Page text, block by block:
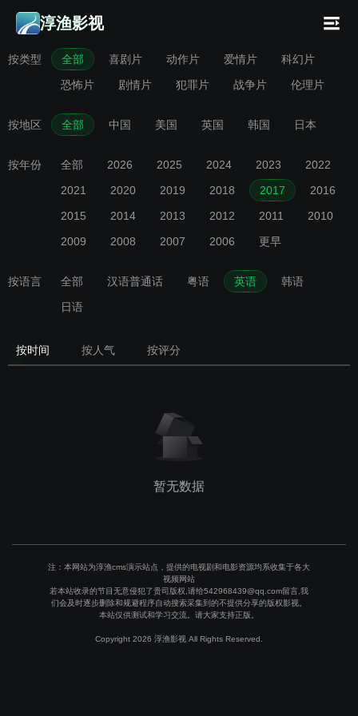
淳渔影视
按类型 全部 喜剧片 动作片 爱情片
科幻片
恐怖片
剧情片 犯罪片 战争片 伦理片
按地区 全部 中国 美国 英国 韩国 日本
按年份 全部 2026 2025 2024 2023
2022
2021
2020 2019 2018 2017
2016
2015
2014 2013 2012 2011
2010
2009
2008 2007 2006 更早
按语言 全部 汉语普通话 粤语 英语
韩语
日语
按时间 按人气 按评分
暂无数据
注：本网站为淳渔cms演示站点，提供的电视剧和电影资源均系收集于各大
视频网站
若本站收录的节目无意侵犯了贵司版权,请给542968439@qq.com留言,我
们会及时逐步删除和规避程序自动搜索采集到的不提供分享的版权影视。
本站仅供测试和学习交流。请大家支持正版。
Copyright 2026 淳渔影视 All Rights Reserved.